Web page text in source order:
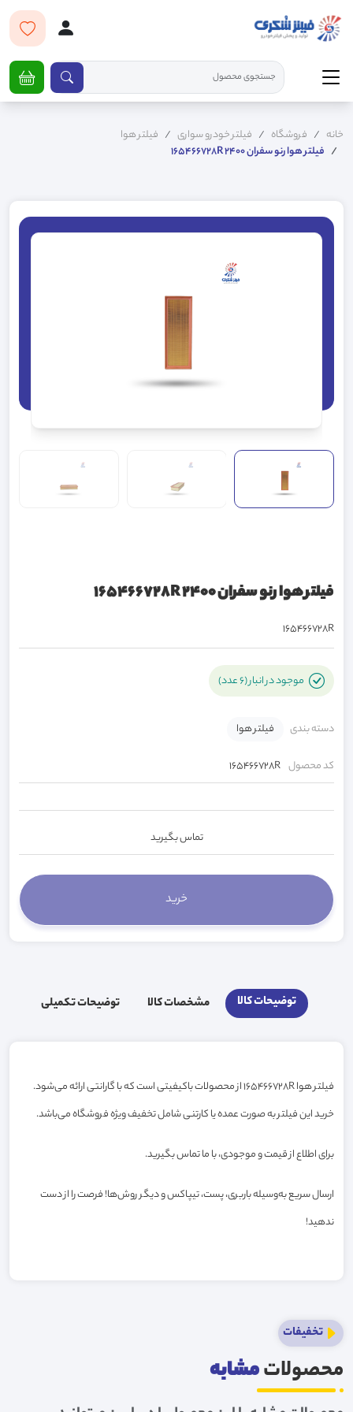
خانه فروشگاه فیلتر خودرو سواری
فیلتر هوا
فیلتر هوا رنو سفران 2400 165466728R
فیلتر هوا رنو سفران 2400 165466728R
165466728R
موجود در انبار (6 عدد)
دسته بندی فیلتر هوا
کد محصول 165466728R
تماس بگیرید
توضیحات کالا مشخصات کالا توضیحات تکمیلی
فیلتر هوا 165466728R از محصولات باکیفیتی است که با گارانتی ارائه می‌شود.
خرید این فیلتر به صورت عمده یا کارتنی شامل تخفیف ویژه فروشگاه می‌باشد.
برای اطلاع از قیمت و موجودی، با ما تماس بگیرید.
ارسال سریع به‌وسیله باربری، پست، تیپاکس و دیگر روش‌ها! فرصت را از دست
ندهید!
تخفیفات
محصولاتمشابه